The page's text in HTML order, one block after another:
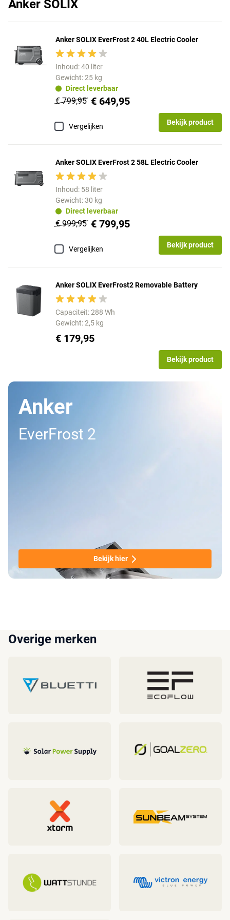
Anker SOLIX
Anker SOLIX EverFrost 2 40L Electric Cooler
Inhoud: 40 liter
Gewicht: 25 kg
Direct leverbaar
€ 799,95 € 649,95
Vergelijken Bekijk product
Anker SOLIX EverFrost 2 58L Electric Cooler
Inhoud: 58 liter
Gewicht: 30 kg
Direct leverbaar
€ 999,95 € 799,95
Vergelijken Bekijk product
Anker SOLIX EverFrost2 Removable Battery
Capaciteit: 288 Wh
Gewicht: 2,5 kg
€ 179,95
Bekijk product
Anker
EverFrost 2
Bekijk hier
Overige merken